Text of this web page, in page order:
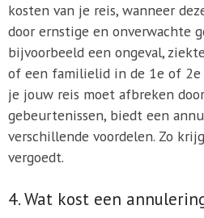
kosten van je reis, wanneer
door ernstige en onverwachte
bijvoorbeeld een ongeval,
of een familielid in de 1e of 2e
je jouw reis moet afbreken
gebeurtenissen, biedt een
verschillende voordelen. Zo
vergoedt.
4. Wat kost een